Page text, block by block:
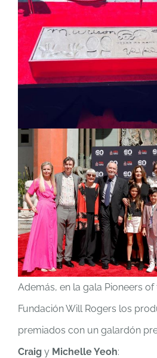
Además, en la gala Pioneers of
Fundación Will Rogers los
premiados con un galardón
Craig y Michelle Yeoh: